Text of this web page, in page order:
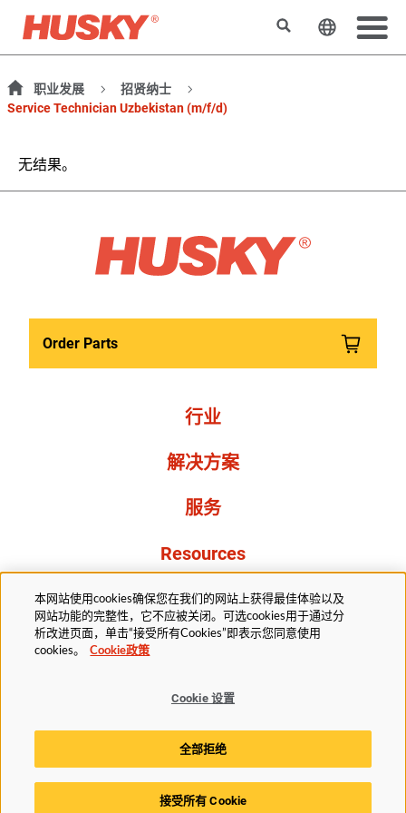
搜索 更改网站
职业发展
招贤纳士
Service Technician Uzbekistan (m/f/d)
无结果。
Order Parts
行业
解决方案
服务
Resources
关于我们
法务部 隐私声明 无障碍
Cookie政策
Cookie 设置
© 2025赫斯基科技版权所有。
本网站使用cookies确保您在我们的网站上获得最佳体验以及
网站功能的完整性，它不应被关闭。可选cookies用于通过分
析改进页面，单击“接受所有Cookies”即表示您同意使用
cookies。
Cookie政策
Cookie 设置
全部拒绝
接受所有 Cookie